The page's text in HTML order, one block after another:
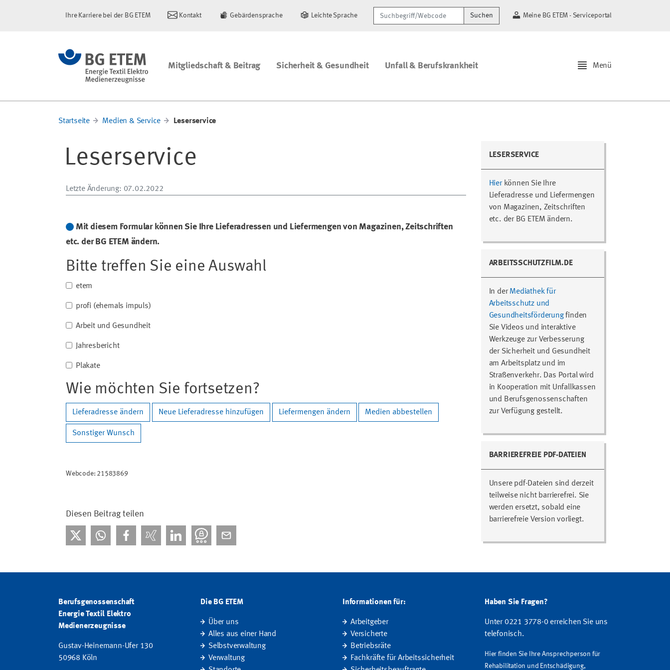
Ihre Karriere bei der BG ETEM Kontakt Gebärdensprache Leichte Sprache Suchbegriff/Webcode Suchen Meine BG ETEM - Serviceportal
Mitgliedschaft & Beitrag Sicherheit & Gesundheit Unfall & Berufskrankheit Menü
Startseite Medien & Service Leserservice
Leserservice
Letzte Änderung: 07.02.2022
Mit diesem Formular können Sie Ihre Lieferadressen und Liefermengen von Magazinen, Zeitschriften
etc. der BG ETEM ändern.
Bitte treffen Sie eine Auswahl
etem
profi (ehemals impuls)
Arbeit und Gesundheit
Jahresbericht
Plakate
Wie möchten Sie fortsetzen?
Lieferadresse ändern Neue Lieferadresse hinzufügen Liefermengen ändern Medien abbestellen
Sonstiger Wunsch
Webcode: 21583869
Diesen Beitrag teilen
LESERSERVICE
Hier können Sie Ihre
Lieferadresse und Liefermengen
von Magazinen, Zeitschriften
etc. der BG ETEM ändern.
ARBEITSSCHUTZFILM.DE
In derMediathek für
Arbeitsschutz und
Gesundheitsförderungfinden
Sie Videos und interaktive
Werkzeuge zur Verbesserung
der Sicherheit und Gesundheit
am Arbeitsplatz und im
Straßenverkehr. Das Portal wird
in Kooperation mit Unfallkassen
und Berufsgenossenschaften
zur Verfügung gestellt.
BARRIEREFREIE PDF-DATEIEN
Unsere pdf-Dateien sind derzeit
teilweise nicht barrierefrei. Sie
werden ersetzt, sobald eine
barrierefreie Version vorliegt.
Berufsgenossenschaft
Energie Textil Elektro
Medienerzeugnisse
Gustav-Heinemann-Ufer 130
50968 Köln
Die BG ETEM
Über uns
Alles aus einer Hand
Selbstverwaltung
Verwaltung
Informationen für:
Arbeitgeber
Versicherte
Betriebsräte
Fachkräfte für Arbeitssicherheit
Haben Sie Fragen?
Unter 0221 3778-0 erreichen Sie uns
telefonisch.
Hier finden Sie Ihre Ansprechperson für
Rehabilitation und Entschädigung,